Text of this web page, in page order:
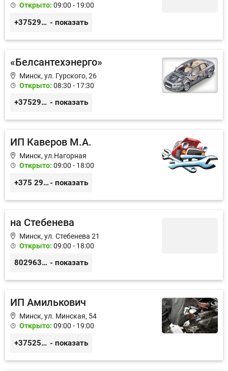
Открыто: 09:00 - 19:00
+375293082020 - показать
«Белсантехэнерго»
Минск, ул. Гурского, 26
Открыто: 08:30 - 17:30
+375296434622 - показать
ИП Каверов М.А.
Минск, ул.Нагорная
Открыто: 09:00 - 18:00
+375 29 656 49 92- показать
на Стебенева
Минск, ул. Стебенева 21
Открыто: 09:00 - 18:00
80296365514, 80299454131 - показать
ИП Амилькович
Минск, ул. Минская, 54
Открыто: 09:00 - 19:00
+375255355764 - показать